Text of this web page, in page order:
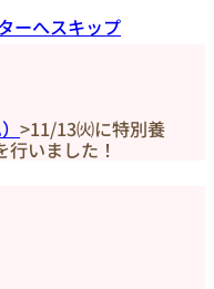
ーへスキップ
>11/13㈫に特別養
いました！